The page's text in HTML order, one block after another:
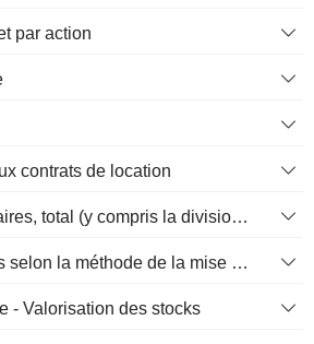
par action
contrats de location
Intérêts minoritaires, total (y compris la division financière)
Investissements selon la méthode de la mise en équivalence, total
- Valorisation des stocks